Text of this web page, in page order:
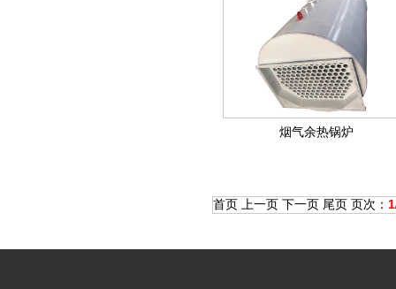
烟气余热锅炉
首页 上一页 下一页 尾页 页次： 1